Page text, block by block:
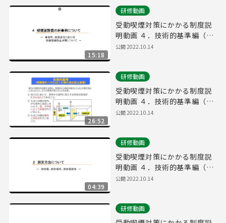
15:18
研修動画
受動喫煙対策にかかる制度説
明動画 ４．技術的基準編（⑤
喫煙室設置の好事例⑥喫煙室
例）
公開2022.10.14
26:52
研修動画
受動喫煙対策にかかる制度説
明動画 ４．技術的基準編（②
健康増進法における技術的基
公開2022.10.14
04:39
研修動画
受動喫煙対策にかかる制度説
明動画 ４．技術的基準編（③
測定方法）
公開2022.10.14
研修動画